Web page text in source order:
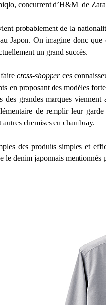
concurrent d’H&M, de
probablement de la
Japon. On imagine donc
un grand succès.
cross-shopperces
en proposant des modèles
des grandes marques
de remplir leur
chemises en chambray.
des produits simples et
le denim japonnais mentionnés